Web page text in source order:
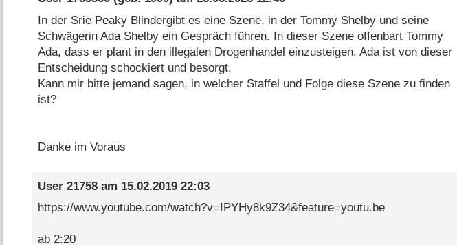
In der Srie Peaky Blindergibt es eine Szene, in der Tommy Shelby und seine
Schwägerin Ada Shelby ein Gespräch führen. In dieser Szene offenbart Tommy
Ada, dass er plant in den illegalen Drogenhandel einzusteigen. Ada ist von dieser
Entscheidung schockiert und besorgt.
Kann mir bitte jemand sagen, in welcher Staffel und Folge diese Szene zu finden
ist?
Danke im Voraus
User 21758am 15.02.2019 22:03
https://www.youtube.com/watch?v=IPYHy8k9Z34&feature=youtu.be
ab 2:20